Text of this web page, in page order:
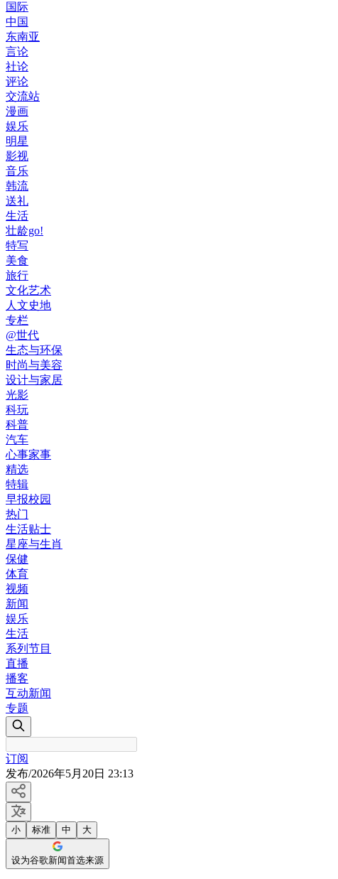
国际
中国
东南亚
言论
社论
评论
交流站
漫画
娱乐
明星
影视
音乐
韩流
送礼
生活
壮龄go!
特写
美食
旅行
文化艺术
人文史地
专栏
@世代
生态与环保
时尚与美容
设计与家居
光影
科玩
科普
汽车
心事家事
精选
特辑
早报校园
热门
生活贴士
星座与生肖
保健
体育
视频
新闻
娱乐
生活
系列节目
直播
播客
互动新闻
专题
订阅
发布/2026年5月20日 23:13
小 标准 中 大
设为谷歌新闻首选来源